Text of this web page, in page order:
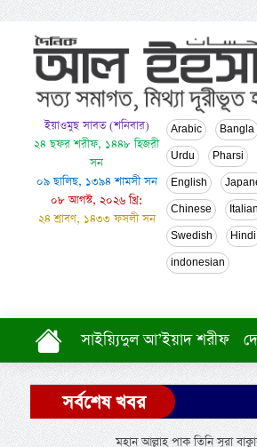
ইয়াওমুছ সাবত (শনিবার)
২৪ ছফর শরীফ, ১৪৪৮ হিজরী
সন
০৯ ছালিছ, ১৩৯৪ শামসী সন
০৮ আগস্ট, ২০২৬ খ্রি:
২৪ শ্রাবণ, ১৪৩৩ ফসলী সন
Arabic Bangla
Urdu Pharsi
English
Chinese Italian
Swedish Hindi
indonesian
সাইয়্যিদুল আ’ইয়াদ শরীফ
সর্বশেষ খবর
মহান আল্লাহ পাক তিনি সূরা